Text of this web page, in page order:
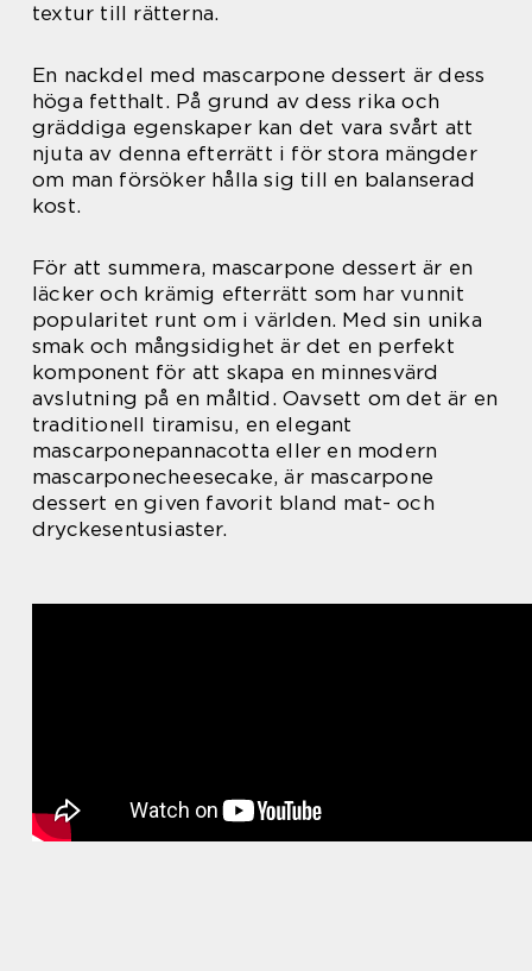
textur till rätterna.
En nackdel med mascarpone dessert är dess
höga fetthalt. På grund av dess rika och
gräddiga egenskaper kan det vara svårt att
njuta av denna efterrätt i för stora mängder
om man försöker hålla sig till en balanserad
kost.
För att summera, mascarpone dessert är en
läcker och krämig efterrätt som har vunnit
popularitet runt om i världen. Med sin unika
smak och mångsidighet är det en perfekt
komponent för att skapa en minnesvärd
avslutning på en måltid. Oavsett om det är en
traditionell tiramisu, en elegant
mascarponepannacotta eller en modern
mascarponecheesecake, är mascarpone
dessert en given favorit bland mat- och
dryckesentusiaster.